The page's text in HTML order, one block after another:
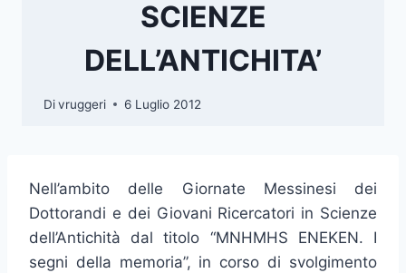
SCIENZE
DELL’ANTICHITA’
Divruggeri 6 Luglio 2012
Nell’ambito delle Giornate Messinesi dei
Dottorandi e dei Giovani Ricercatori in Scienze
dell’Antichità dal titolo “MNHMHS ENEKEN. I
segni della memoria”, in corso di svolgimento